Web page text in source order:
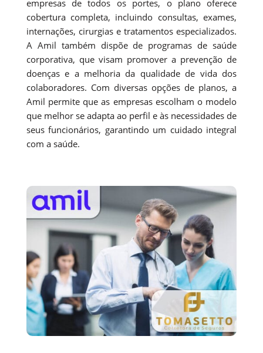
empresas de todos os portes, o plano oferece
cobertura completa, incluindo consultas, exames,
internações, cirurgias e tratamentos especializados.
A Amil também dispõe de programas de saúde
corporativa, que visam promover a prevenção de
doenças e a melhoria da qualidade de vida dos
colaboradores. Com diversas opções de planos, a
Amil permite que as empresas escolham o modelo
que melhor se adapta ao perfil e às necessidades de
seus funcionários, garantindo um cuidado integral
com a saúde.